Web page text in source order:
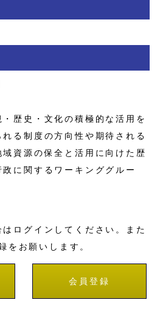
歴史・文化の積極的な活用を
る制度の方向性や期待される
資源の保全と活用に向けた歴
に関するワーキンググルー
ログインしてください。また
をお願いします。
会員登録